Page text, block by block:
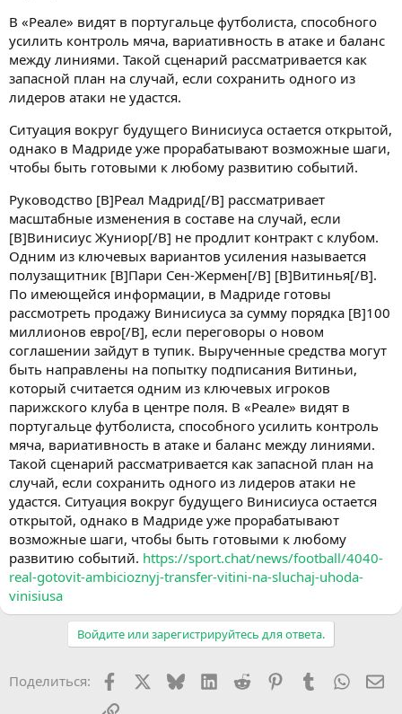
В «Реале» видят в португальце футболиста, способного
усилить контроль мяча, вариативность в атаке и баланс
между линиями. Такой сценарий рассматривается как
запасной план на случай, если сохранить одного из
лидеров атаки не удастся.
Ситуация вокруг будущего Винисиуса остается открытой,
однако в Мадриде уже прорабатывают возможные шаги,
чтобы быть готовыми к любому развитию событий.
Руководство [B]Реал Мадрид[/B] рассматривает
масштабные изменения в составе на случай, если
[B]Винисиус Жуниор[/B] не продлит контракт с клубом.
Одним из ключевых вариантов усиления называется
полузащитник [B]Пари Сен-Жермен[/B] [B]Витинья[/B].
По имеющейся информации, в Мадриде готовы
рассмотреть продажу Винисиуса за сумму порядка [B]100
миллионов евро[/B], если переговоры о новом
соглашении зайдут в тупик. Вырученные средства могут
быть направлены на попытку подписания Витиньи,
который считается одним из ключевых игроков
парижского клуба в центре поля. В «Реале» видят в
португальце футболиста, способного усилить контроль
мяча, вариативность в атаке и баланс между линиями.
Такой сценарий рассматривается как запасной план на
случай, если сохранить одного из лидеров атаки не
удастся. Ситуация вокруг будущего Винисиуса остается
открытой, однако в Мадриде уже прорабатывают
возможные шаги, чтобы быть готовыми к любому
развитию событий. https://sport.chat/news/football/4040-
real-gotovit-ambicioznyj-transfer-vitini-na-sluchaj-uhoda-
vinisiusa
Войдите или зарегистрируйтесь для ответа.
Поделиться: FacebookX (Twitter)
BlueskyLinkedIn
Reddit PinterestTumblr
Ссылка